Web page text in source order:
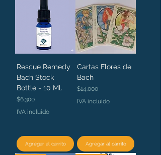
Rescue Remedy
Bach Stock
Bottle - 10 Ml.
Precio
$6.300
IVA incluido
Agregar al carrito
Cartas Flores de
Bach
Precio
$14.000
IVA incluido
Agregar al carrito